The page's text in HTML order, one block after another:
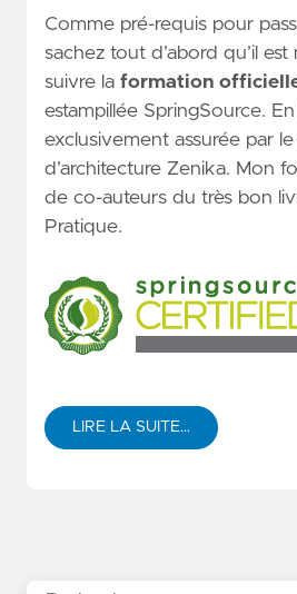
Comme pré-requis pour
sachez tout d’abord qu’il est
suivre la formation
estampillée SpringSource.
exclusivement assurée par
d’architecture Zenika. Mon
de co-auteurs du très bon
Pratique.
LIRE LA SUITE…